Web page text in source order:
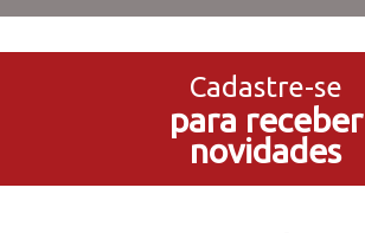
no Cartão de Crédito
5% de Desconto
no Pagamento PIX
Cadastre-se
para receber
novidades